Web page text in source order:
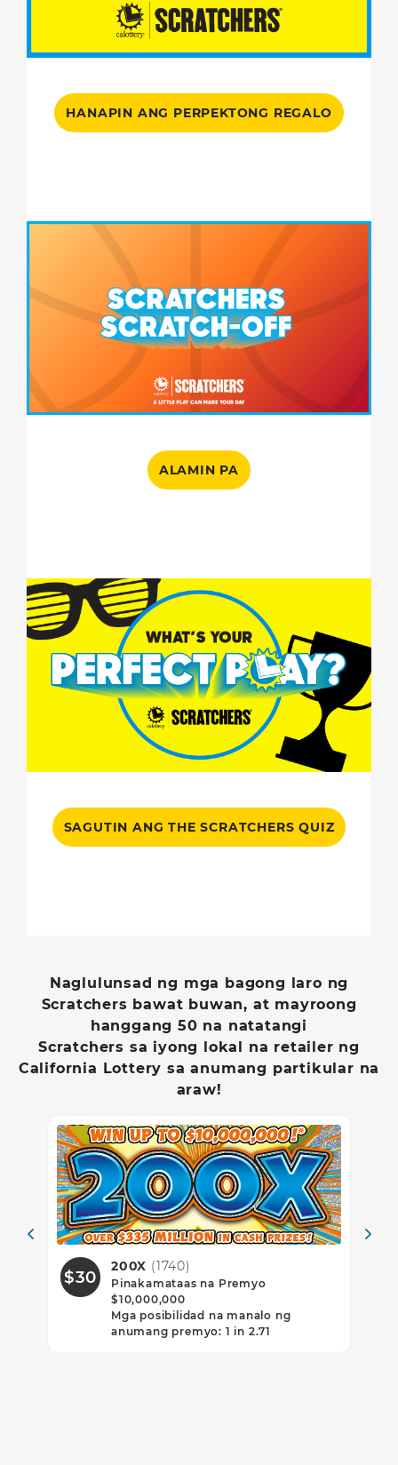
HANAPIN ANG PERPEKTONG REGALO
ALAMIN PA
SAGUTIN ANG THE SCRATCHERS QUIZ
Naglulunsad ng mga bagong laro ng
Scratchers bawat buwan, at mayroong
hanggang 50 na natatangi
Scratchers sa iyong lokal na retailer ng
California Lottery sa anumang partikular na
araw!
$30
200X (1740)
Pinakamataas na Premyo
$10,000,000
Mga posibilidad na manalo ng
anumang premyo: 1 in 2.71